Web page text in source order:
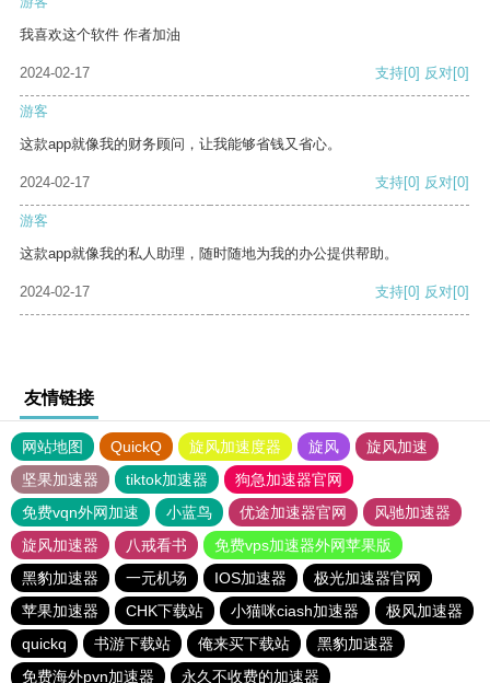
我喜欢这个软件 作者加油
2024-02-17 支持[0] 反对[0]
游客
这款app就像我的财务顾问，让我能够省钱又省心。
2024-02-17 支持[0] 反对[0]
游客
这款app就像我的私人助理，随时随地为我的办公提供帮助。
2024-02-17 支持[0] 反对[0]
友情链接
网站地图 QuickQ 旋风加速度器 旋风
旋风加速
坚果加速器
tiktok加速器
狗急加速器官网
免费vqn外网加速
小蓝鸟 优途加速器官网
风驰加速器
旋风加速器
八戒看书
免费vps加速器外网苹果版
黑豹加速器
一元机场 IOS加速器
极光加速器官网
苹果加速器
CHK下载站 小猫咪ciash加速器
极风加速器
quickq
书游下载站 俺来买下载站
黑豹加速器
免费海外pvn加速器
永久不收费的加速器